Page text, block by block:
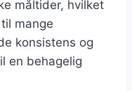
måltider, hvilket
mange
konsistens og
en behagelig